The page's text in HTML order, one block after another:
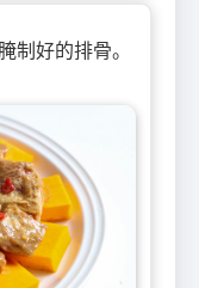
制好的排骨。